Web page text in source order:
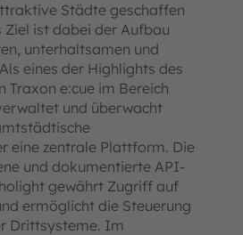
Städte geschaffen
Ziel ist dabei der Aufbau
unterhaltsamen und
eines der Highlights des
e:cue im Bereich
und überwacht
eine zentrale Plattform. Die
und dokumentierte API-
gewährt Zugriff auf
ermöglicht die Steuerung
Drittsysteme. Im